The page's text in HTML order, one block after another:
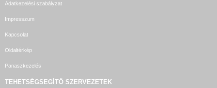
Adatkezelési szabályzat
Impresszum
Kapcsolat
Oldaltérkép
Panaszkezelés
TEHETSÉGSEGÍTŐ SZERVEZETEK